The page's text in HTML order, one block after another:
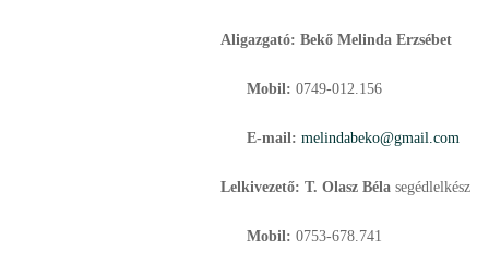
Aligazgató: Bekő Melinda Erzsébet
Mobil: 0749-012.156
E-mail: melindabeko@gmail.com
Lelkivezető: T. Olasz Béla segédlelkész
Mobil: 0753-678.741